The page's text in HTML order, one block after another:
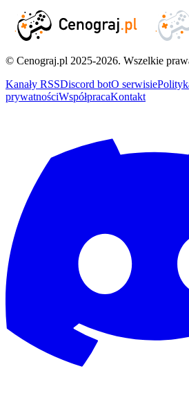
© Cenograj.pl 2025-2026. Wszelkie
Kanały RSSDiscord botO serwisie
prywatnościWspółpracaKontakt